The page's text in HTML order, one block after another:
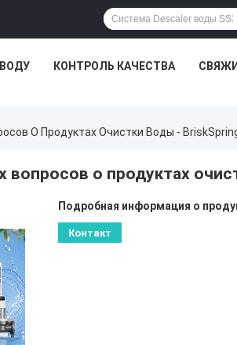
КОНТРОЛЬ КАЧЕСТВА
О Продуктах Очистки Воды -
вопросов о продуктах
Подробная информация о
Контакт